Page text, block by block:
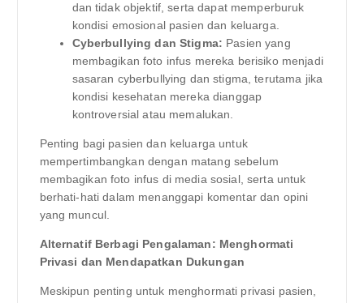
dan tidak objektif, serta dapat memperburuk
kondisi emosional pasien dan keluarga.
Cyberbullying dan Stigma: Pasien yang
membagikan foto infus mereka berisiko menjadi
sasaran cyberbullying dan stigma, terutama jika
kondisi kesehatan mereka dianggap
kontroversial atau memalukan.
Penting bagi pasien dan keluarga untuk
mempertimbangkan dengan matang sebelum
membagikan foto infus di media sosial, serta untuk
berhati-hati dalam menanggapi komentar dan opini
yang muncul.
Alternatif Berbagi Pengalaman: Menghormati
Privasi dan Mendapatkan Dukungan
Meskipun penting untuk menghormati privasi pasien,